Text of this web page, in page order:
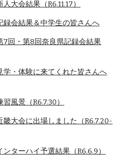
大会結果（R6.11.17）
録会結果＆中学生の皆さんへ
7回・第8回奈良県記録会結果
学・体験に来てくれた皆さんへ
風景（R6.7.30）
畿大会に出場しました（R6.7.20-
ンターハイ予選結果（R6.6.9）